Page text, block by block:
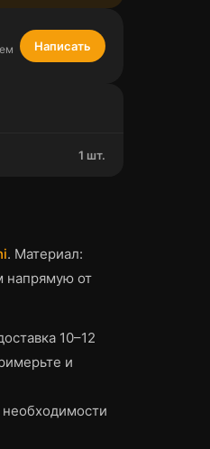
Написать
1 шт.
. Материал:
напрямую от
10–12
и